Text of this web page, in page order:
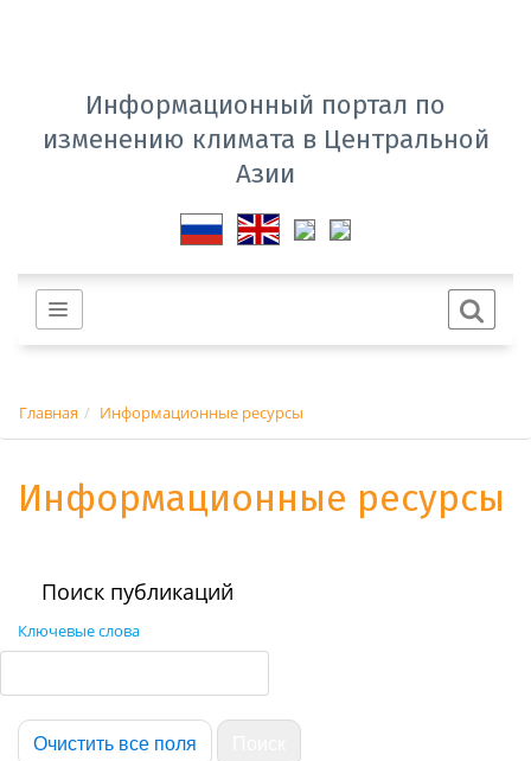
Информационный портал по
изменению климата в Центральной
Азии
Главная Информационные ресурсы
Информационные ресурсы
Поиск публикаций
Ключевые слова